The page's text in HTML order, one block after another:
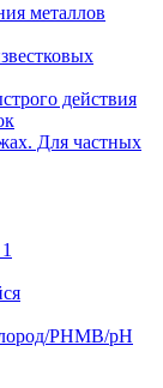
металлов
действия
Для частных
PHMB/pH